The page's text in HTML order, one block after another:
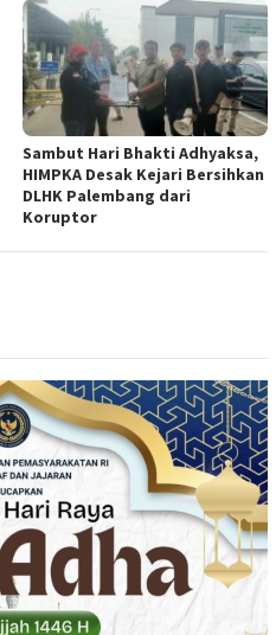
Sambut Hari Bhakti Adhyaksa,
HIMPKA Desak Kejari Bersihkan
DLHK Palembang dari
Koruptor